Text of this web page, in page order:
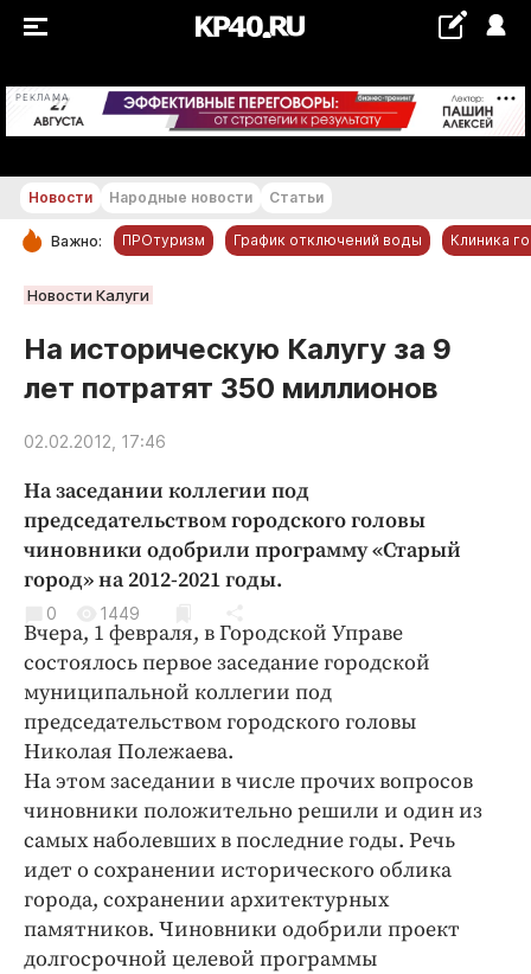
РЕКЛАМА +29...+30 °С
РУБРИКИ
Новости компаний
Статьи
Народные новости
Благоустройство
Криминал
Культура
Недвижимость и ЖКХ
Образование
Общество
Погода
Праздники
Происшествия
Спорт
Экономика и бизнес
ПРОЕКТЫ
Блоги
Новости Народные новости Статьи
Важно: ПРОтуризм График отключений воды Клиника
Новости Калуги
На историческую Калугу за 9
лет потратят 350 миллионов
02.02.2012, 17:46
На заседании коллегии под
председательством городского головы
чиновники одобрили программу «Старый
город» на 2012-2021 годы.
0 1449
Вчера, 1 февраля, в Городской Управе
состоялось первое заседание городской
муниципальной коллегии под
председательством городского головы
Николая Полежаева.
На этом заседании в числе прочих вопросов
чиновники положительно решили и один из
самых наболевших в последние годы. Речь
идет о сохранении исторического облика
города, сохранении архитектурных
памятников. Чиновники одобрили проект
долгосрочной целевой программы